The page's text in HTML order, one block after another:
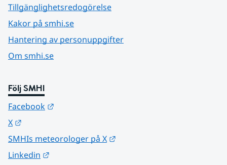
Tillgänglighetsredogörelse
Kakor på smhi.se
Hantering av personuppgifter
Om smhi.se
Följ SMHI
Facebook
X
SMHIs meteorologer på X
Linkedin